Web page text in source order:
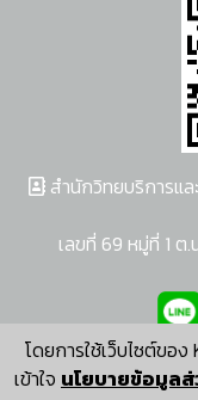
โดยการใช้เว็บไซต์ขอ
เข้าใจ นโยบายข้อมูล
สำนักวิทยบริการแล
เลขที่ 69 หมู่ที่ 1
ผู้พัฒ